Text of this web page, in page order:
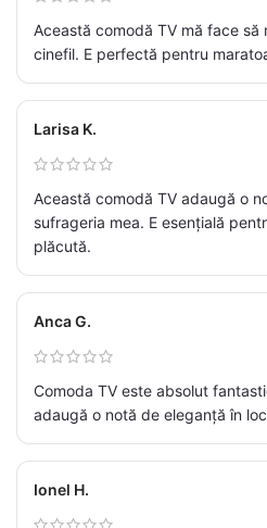
Această comodă TV mă face
cinefil. E perfectă pentru
Larisa K.
Această comodă TV adaugă o
sufrageria mea. E esențială
plăcută.
Anca G.
Comoda TV este absolut
adaugă o notă de eleganță în
Ionel H.